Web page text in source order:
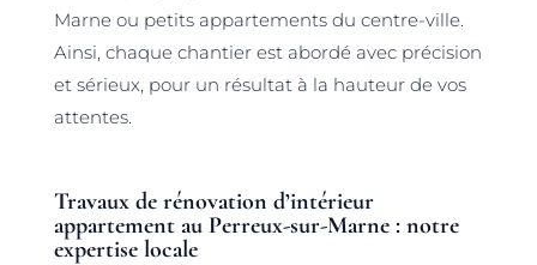
Marne ou petits appartements du centre-ville.
Ainsi, chaque chantier est abordé avec précision
et sérieux, pour un résultat à la hauteur de vos
attentes.
Travaux de rénovation d’intérieur
appartement au Perreux-sur-Marne : notre
expertise locale